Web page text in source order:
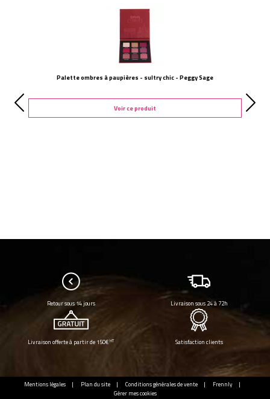
Palette ombres à paupières - sultry chic - Peggy Sage
Voir ce produit
Retour sous 14 jours Livraison sous 24 à 72h
Livraison offerte à partir de 150€HT Satisfaction clients
Mentions légales Plan du site Conditions générales de vente
Frennly
Gérer mes cookies